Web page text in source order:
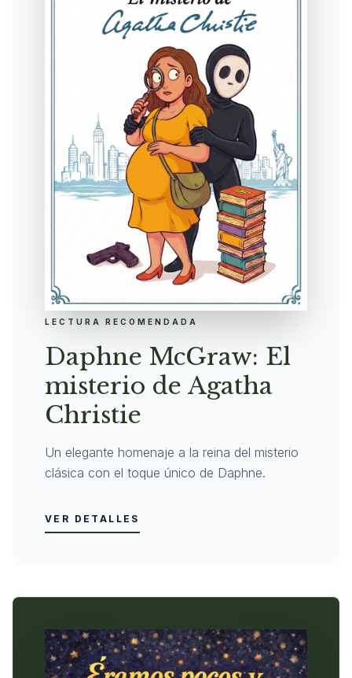
LECTURA RECOMENDADA
Daphne McGraw: El
misterio de Agatha
Christie
Un elegante homenaje a la reina del misterio
clásica con el toque único de Daphne.
VER DETALLES